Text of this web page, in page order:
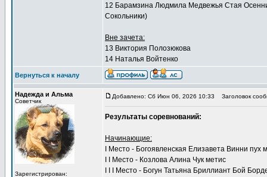
12 Барамзина Людмила Медвежья Стая
Сокольники)
Вне зачета:
13 Виктория Полозюкова
14 Наталья Войтенко
Вернуться к началу
Надежда и Альма
Советчик
Зарегистрирован:
Добавлено: Сб Июн 06, 2026 10:33 Заголовок
Результаты соревнований:
Начинающие:
I Место - Богоявленская Елизавета Винни пух
I I Место - Козлова Алина Чук метис
I I I Место - ​​​​​​​Богун Татьяна Бриллиант Бой